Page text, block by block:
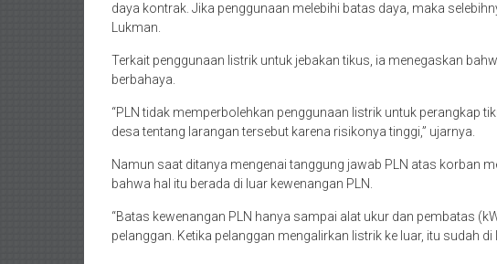
daya kontrak. Jika penggunaan melebihi batas daya, maka
Lukman.
Terkait penggunaan listrik untuk jebakan tikus, ia menegaskan
berbahaya.
“PLN tidak memperbolehkan penggunaan listrik untuk perangkap
desa tentang larangan tersebut karena risikonya tinggi,” ujarnya.
Namun saat ditanya mengenai tanggung jawab PLN atas korban
bahwa hal itu berada di luar kewenangan PLN.
“Batas kewenangan PLN hanya sampai alat ukur dan pembatas
pelanggan. Ketika pelanggan mengalirkan listrik ke luar, itu sudah di